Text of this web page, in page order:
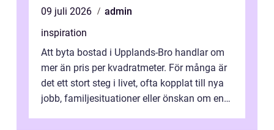
09 juli 2026
admin
inspiration
Att byta bostad i Upplands-Bro handlar om
mer än pris per kvadratmeter. För många är
det ett stort steg i livet, ofta kopplat till nya
jobb, familjesituationer eller önskan om en